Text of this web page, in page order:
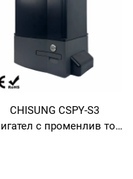
функция ARS за отскок,
съвместим с Bluetooth/
безжична мрежа (WiFi)/
слънчеви панели
CHISUNG CSPY-S3
с променлив ток